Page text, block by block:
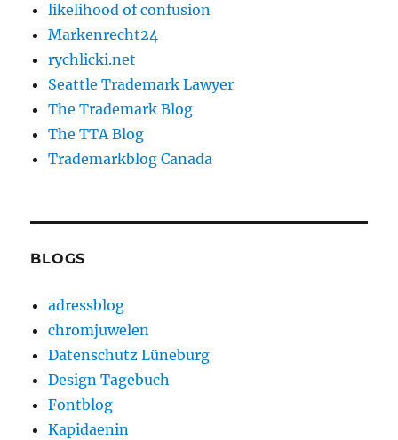
likelihood of confusion
Markenrecht24
rychlicki.net
Seattle Trademark Lawyer
The Trademark Blog
The TTA Blog
Trademarkblog Canada
BLOGS
adressblog
chromjuwelen
Datenschutz Lüneburg
Design Tagebuch
Fontblog
Kapidaenin